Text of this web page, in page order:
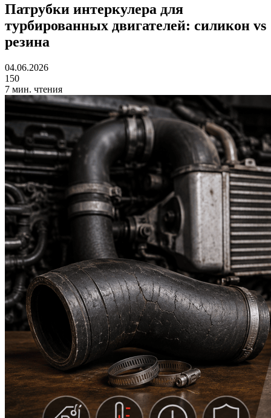
Патрубки интеркулера для
турбированных двигателей: силикон vs
резина
04.06.2026
150
7 мин. чтения